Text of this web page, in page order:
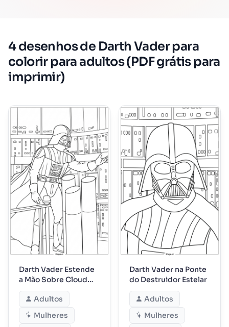
4 desenhos de Darth Vader para
colorir para adultos (PDF grátis para
imprimir)
Darth Vader Estende
a Mão Sobre Cloud
City
Adultos
Mulheres
Darth Vader na Ponte
do Destruidor Estelar
Adultos
Mulheres